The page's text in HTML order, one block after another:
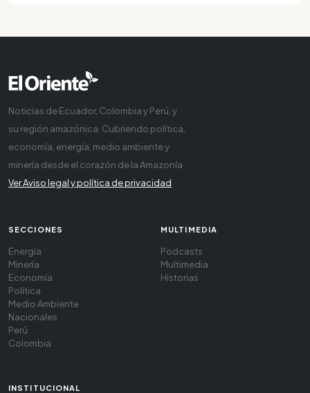
Noticias de Ecuador, Colombia y Perú, y
su región amazónica. Cubriendo política,
economía, energía, medio ambiente y
minería desde el corazón de la Amazonía
Ver Aviso legal y política de privacidad
SECCIONES
Energía
Minería
Economía
Política
Medio Ambiente
Nacionales
Perú
Colombia
MULTIMEDIA
Podcasts
Multimedia
Historias
INSTITUCIONAL